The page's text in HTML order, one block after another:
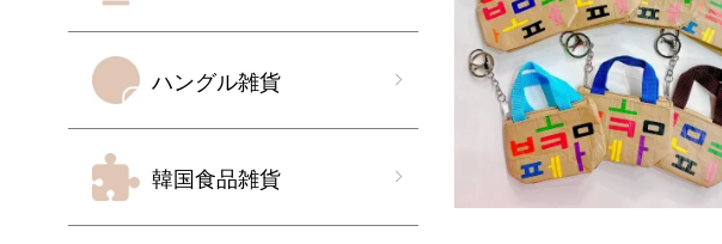
ハングル雑貨
韓国食品雑貨